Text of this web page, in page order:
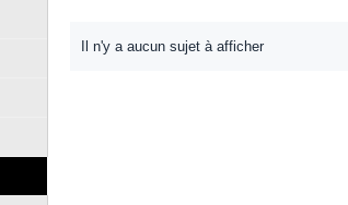
Il n'y a aucun sujet à afficher